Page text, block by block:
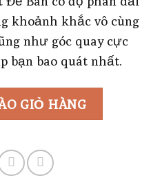
tại
là:
2,500,000₫.
khoảnh khắc vô cùng
như góc quay cực
bạn bao quát nhất.
GIỎ HÀNG